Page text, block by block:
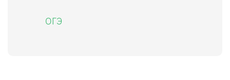
ОГЭ